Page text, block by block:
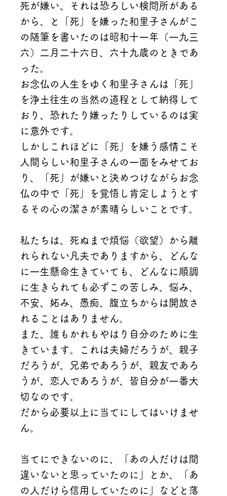
死が嫌い、それは恐ろしい検問所がある
から、と「死」を嫌った和里子さんがこ
の随筆を書いたのは昭和十一年（一九三
六）二月二十六日、六十九歳のときであ
った。
お念仏の人生をゆく和里子さんは「死」
を浄土往生の当然の道程として納得して
おり、恐れたり嫌ったりしているのは実
に意外です。
しかしこれほどに「死」を嫌う感情こそ
人間らしい和里子さんの一面をみせてお
り、「死」が嫌いと決めつけながらお念
仏の中で「死」を覚悟し肯定しようとす
るその心の潔さが素晴らしいことです。
私たちは、死ぬまで煩悩（欲望）から離
れられない凡夫でありますから、どんな
に一生懸命生きていても、どんなに順調
に生きられても必ずこの苦しみ、悩み、
不安、妬み、愚痴、腹立ちからは開放さ
れることはありません。
また、誰もかれもやはり自分のために生
きています。これは夫婦だろうが、親子
だろうが、兄弟であろうが、親友であろ
うが、恋人であろうが、皆自分が一番大
切なのです。
だから必要以上に当てにしてはいけませ
ん。
当てにできないのに、「あの人だけは間
違いないと思っていたのに」とか、「あ
の人だけら信用していたのに」などと落